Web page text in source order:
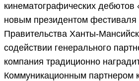
кинематографических
новым президентом фестиваля
Правительства Ханты-
содействии генерального
компания традиционно
Коммуникационным партнером